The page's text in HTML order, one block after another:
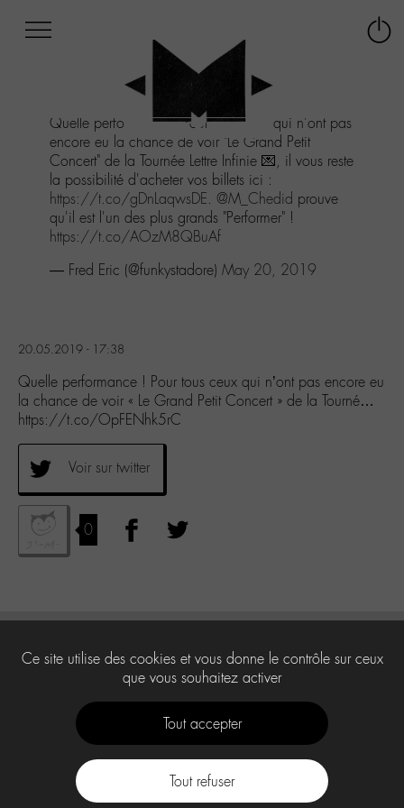
au
menu
Aller
contenu
Aller
recherche
Quelle performance ! Pour tous ceux qui n'ont pas
encore eu la chance de voir "Le Grand Petit
Concert" de la Tournée Lettre Infinie 💌, il vous reste
la possibilité d'acheter vos billets ici :
https://t.co/gDnLaqwsDE. @M_Chedid prouve
qu'il est l'un des plus grands "Performer" !
https://t.co/AOzM8QBuAf
— Fred Eric (@funkystadore) May 20, 2019
20.05.2019 - 17:38
Quelle performance ! Pour tous ceux qui n’ont pas encore eu
la chance de voir « Le Grand Petit Concert » de la Tourné…
https://t.co/OpFENhk5rC
Voir sur twitter
0
Ce site utilise des cookies et vous donne le contrôle sur ceux
que vous souhaitez activer
Tout accepter
Tout refuser